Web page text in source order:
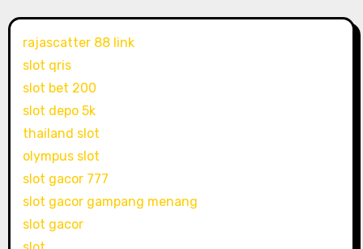
rajascatter 88 link
slot qris
slot bet 200
slot depo 5k
thailand slot
olympus slot
slot gacor 777
slot gacor gampang menang
slot gacor